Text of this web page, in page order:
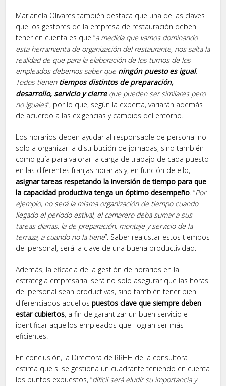
Marianela Olivares también destaca que una de las claves
que los gestores de la empresa de restauración deben
tener en cuenta es que “a medida que vamos dominando
esta herramienta de organización del restaurante, nos salta la
realidad de que para la elaboración de los turnos de los
empleados debemos saber que ningún puesto es igual.
Todos tienen tiempos distintos de preparación,
desarrollo, servicio y cierreque pueden ser similares pero
no iguales”, por lo que, según la experta, variarán además
de acuerdo a las exigencias y cambios del entorno.
Los horarios deben ayudar al responsable de personal no
solo a organizar la distribución de jornadas, sino también
como guía para valorar la carga de trabajo de cada puesto
en las diferentes franjas horarias y, en función de ello,
asignar tareas respetando la inversión de tiempo para que
la capacidad productiva tenga un óptimo desempeño. “Por
ejemplo, no será la misma organización de tiempo cuando
llegado el periodo estival, el camarero deba sumar a sus
tareas diarias, la de preparación, montaje y servicio de la
terraza, a cuando no la tiene”. Saber reajustar estos tiempos
del personal, será la clave de una buena productividad.
Además, la eficacia de la gestión de horarios en la
estrategia empresarial será no solo asegurar que las horas
del personal sean productivas, sino también tener bien
diferenciados aquellospuestos clave que siempre deben
estar cubiertos, a fin de garantizar un buen servicio e
identificar aquellos empleados que logran ser más
eficientes.
En conclusión, la Directora de RRHH de la consultora
estima que si se gestiona un cuadrante teniendo en cuenta
los puntos expuestos, “difícil será eludir su importancia y